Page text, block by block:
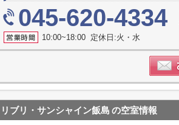
045-620-4334
10:00~18:00 定休日:火・水
リブリ・サンシャイン飯島 の空室情報